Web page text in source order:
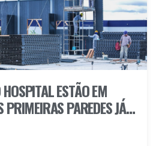
ESTÃO EM
PRIMEIRAS PAREDES JÁ